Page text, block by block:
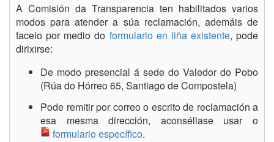
A Comisión da Transparencia ten habilitados varios
modos para atender a súa reclamación, ademáis de
facelo por medio do formulario en liña existente, pode
dirixirse:
De modo presencial á sede do Valedor do Pobo
(Rúa do Hórreo 65, Santiago de Compostela)
Pode remitir por correo o escrito de reclamación a
esa mesma dirección, aconséllase usar o
formulario específico.